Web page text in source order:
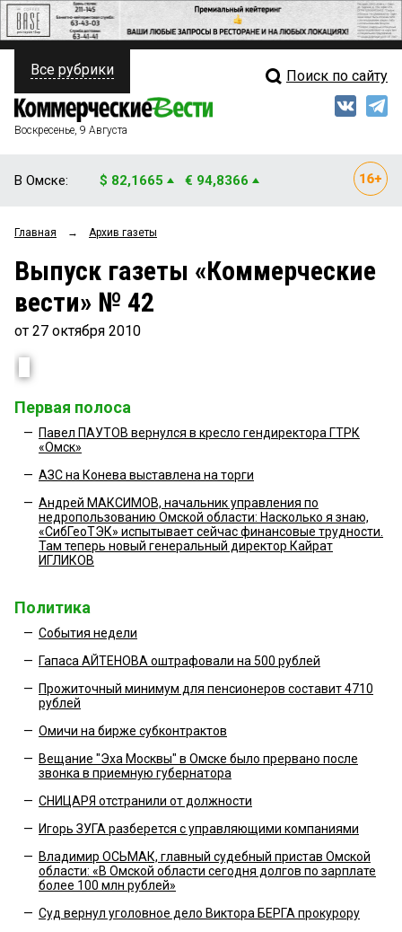
ПОЛИТИКА
ФИНАНСЫ
ОБЩЕСТВО
ЗАКОН
Свежий выпуск
Рейтинги
Все рубрики Поиск по сайту
Воскресенье, 9 Августа
В Омске: $ 82,1665 € 94,8366
Главная → Архив газеты
Выпуск газеты «Коммерческие
вести» № 42
от 27 октября 2010
Первая полоса
— Павел ПАУТОВ вернулся в кресло гендиректора ГТРК
«Омск»
— АЗС на Конева выставлена на торги
— Андрей МАКСИМОВ, начальник управления по
недропользованию Омской области: Насколько я знаю,
«СибГеоТЭК» испытывает сейчас финансовые трудности.
Там теперь новый генеральный директор Кайрат
ИГЛИКОВ
Политика
— События недели
— Гапаса АЙТЕНОВА оштрафовали на 500 рублей
— Прожиточный минимум для пенсионеров составит 4710
рублей
— Омичи на бирже субконтрактов
— Вещание "Эха Москвы" в Омске было прервано после
звонка в приемную губернатора
— СНИЦАРЯ отстранили от должности
— Игорь ЗУГА разберется с управляющими компаниями
— Владимир ОСЬМАК, главный судебный пристав Омской
области: «В Омской области сегодня долгов по зарплате
более 100 млн рублей»
— Суд вернул уголовное дело Виктора БЕРГА прокурору